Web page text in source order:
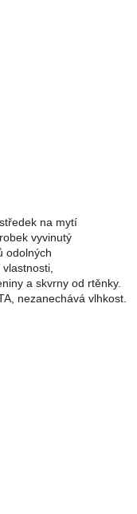
na mytí
vyvinutý
odolných
a skvrny od rtěnky.
nezanechává vlhkost.